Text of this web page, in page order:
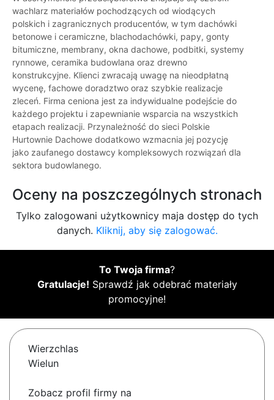
wachlarz materiałów pochodzących od wiodących
polskich i zagranicznych producentów, w tym dachówki
betonowe i ceramiczne, blachodachówki, papy, gonty
bitumiczne, membrany, okna dachowe, podbitki, systemy
rynnowe, ceramika budowlana oraz drewno
konstrukcyjne. Klienci zwracają uwagę na nieodpłatną
wycenę, fachowe doradztwo oraz szybkie realizacje
zleceń. Firma ceniona jest za indywidualne podejście do
każdego projektu i zapewnianie wsparcia na wszystkich
etapach realizacji. Przynależność do sieci Polskie
Hurtownie Dachowe dodatkowo wzmacnia jej pozycję
jako zaufanego dostawcy kompleksowych rozwiązań dla
sektora budowlanego.
Oceny na poszczególnych stronach
Tylko zalogowani użytkownicy maja dostęp do tych
danych. Kliknij, aby się zalogować.
To Twoja firma?
Gratulacje! Sprawdź jak odebrać materiały
promocyjne!
Wierzchlas
Wielun
Zobacz profil firmy na